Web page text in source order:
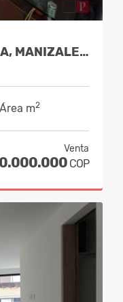
VENTA CASA COMERCIAL ARBOLEDA, MANIZALES COD. 10140575
m2
Venta
COP